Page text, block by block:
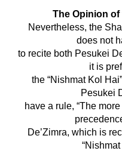
The Opinion of
Nevertheless, the
does not
to recite both Pesukei
it is
the “Nishmat Kol
Pesukei
have a rule, “The
De’Zimra, which is